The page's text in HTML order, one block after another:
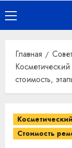
Основное
меню
Главная
стоимость,
Стоимость